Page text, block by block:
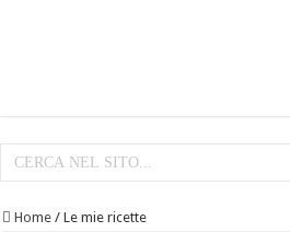
Home / Le mie ricette